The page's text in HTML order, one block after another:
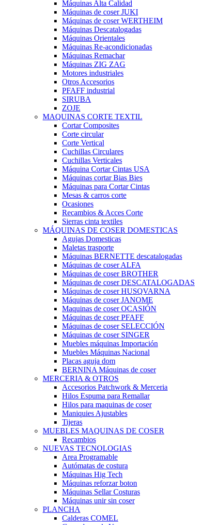
Máquinas Alta Calidad
Máquinas de coser JUKI
Máquinas de coser WERTHEIM
Máquinas Descatalogadas
Máquinas Orientales
Máquinas Re-acondicionadas
Máquinas Remachar
Máquinas ZIG ZAG
Motores industriales
Otros Accesorios
PFAFF industrial
SIRUBA
ZOJE
MAQUINAS CORTE TEXTIL
Cortar Composites
Corte circular
Corte Vertical
Cuchillas Circulares
Cuchillas Verticales
Máquina Cortar Cintas USA
Máquinas cortar Bias Bies
Máquinas para Cortar Cintas
Mesas & carros corte
Ocasiones
Recambios & Acces Corte
Sierras cinta textiles
MÁQUINAS DE COSER DOMESTICAS
Agujas Domesticas
Maletas trasporte
Máquinas BERNETTE descatalogadas
Máquinas de coser ALFA
Máquinas de coser BROTHER
Máquinas de coser DESCATALOGADAS
Máquinas de coser HUSQVARNA
Máquinas de coser JANOME
Maquinas de coser OCASIÓN
Máquinas de coser PFAFF
Máquinas de coser SELECCIÓN
Máquinas de coser SINGER
Muebles máquinas Importación
Muebles Máquinas Nacional
Placas aguja dom
BERNINA Máquinas de coser
MERCERIA & OTROS
Accesorios Patchwork & Merceria
Hilos Espuma para Remallar
Hilos para maquinas de coser
Maniquies Ajustables
Tijeras
MUEBLES MAQUINAS DE COSER
Recambios
NUEVAS TECNOLOGIAS
Area Programable
Autómatas de costura
Máquinas Hig Tech
Máquinas reforzar boton
Máquinas Sellar Costuras
Máquinas unir sin coser
PLANCHA
Calderas COMEL